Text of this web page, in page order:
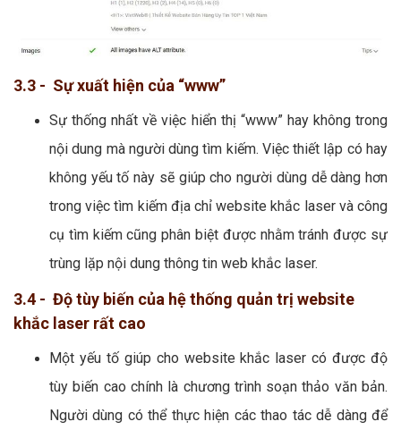
3.3 - Sự xuất hiện của “www”
Sự thống nhất về việc hiển thị “www” hay không trong
nội dung mà người dùng tìm kiếm. Việc thiết lập có hay
không yếu tố này sẽ giúp cho người dùng dễ dàng hơn
trong việc tìm kiếm địa chỉ website khắc laser và công
cụ tìm kiếm cũng phân biệt được nhằm tránh được sự
trùng lặp nội dung thông tin web khắc laser.
3.4 - Độ tùy biến của hệ thống quản trị website
khắc laser rất cao
Một yếu tố giúp cho website khắc laser có được độ
tùy biến cao chính là chương trình soạn thảo văn bản.
Người dùng có thể thực hiện các thao tác dễ dàng để